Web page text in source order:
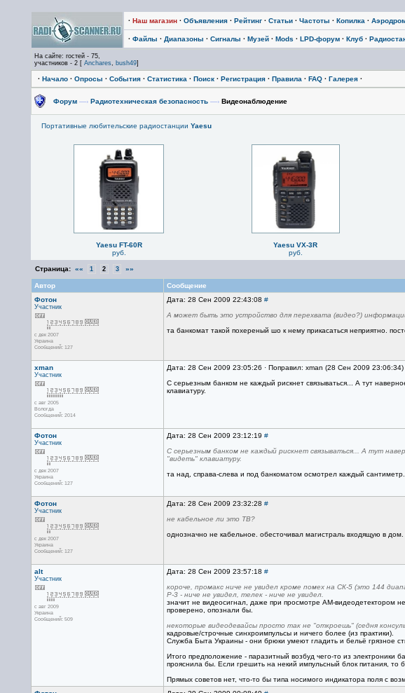
· Наш магазин· Объявления· Рейтинг· Статьи· Частоты · Копилка ·
· Файлы · Диапазоны · Сигналы · Музей· Mods · LPD-форум· Клуб·
На сайте: гостей - 75,
участников - 2 [ Anchares, bush49]
· Начало· Опросы · События· Статистика · Поиск· Регистрация· Правила · FAQ· Галерея·
Форум —› Радиотехническая безопасность —›Видеонаблюдение
Портативные любительские радиостанции Yaesu
Yaesu FT-60R
руб.
Yaesu VX-3R
руб.
Страница: «« 1 2 3 »»
Автор
Сообщение
Фотон
Участник
с дек 2007
Украина
Сообщений: 127
Дата: 28 Сен 2009 22:43:08 #
А может быть это устройство для перехвата (видео?)
та банкомат такой похереный шо к нему прикасаться неприятно.
xman
Участник
с авг 2005
Вологда
Сообщений: 2014
Дата: 28 Сен 2009 23:05:26 · Поправил: xman (28 Сен 2009 23:06:34)
С серьезным банком не каждый рискнет связываться... А тут
клавиатуру.
Фотон
Участник
с дек 2007
Украина
Сообщений: 127
Дата: 28 Сен 2009 23:12:19 #
С серьезным банком не каждый рискнет связываться... А тут
"видеть" клавиатуру.
та над, справа-слева и под банкоматом осмотрел каждый
Фотон
Участник
с дек 2007
Украина
Сообщений: 127
Дата: 28 Сен 2009 23:32:28 #
не кабельное ли это ТВ?
однозначно не кабельное. обесточивал магистраль входящую в
alt
Участник
с авг 2009
Украина
Сообщений: 509
Дата: 28 Сен 2009 23:57:18 #
короче, промакс ниче не увидел кроме помех на СК-5 (это 144
Р-3 - ниче не увидел, телек - ниче не увидел.
значит не видеосигнал, даже при просмотре АМ-видеодетектором
проверено, опознали бы.
некоторые видеодевайсы просто так не "откроешь" (седня
кадровые/строчные синхроимпульсы и ничего более (из практики).
Служба Быта Украины - они брюки умеют гладить и бельё грязное
Итого предположение - паразитный возбуд чего-то из электроники
прояснила бы. Если грешить на некий импульсный блок питания,
Прямых советов нет, что-то бы типа носимого индикатора поля с